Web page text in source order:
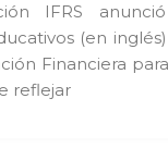
IFRS
(en
Financiera
reflejar